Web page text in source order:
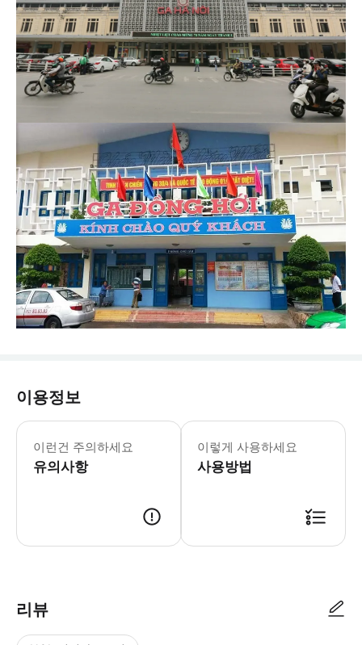
이용정보
이런건 주의하세요
유의사항
- 수하물 정보 * 1인당 최대 표준 수하
- 이용요건 * Laman Express 아동
- 추가정보 * 거동이 불편하신 분은
이렇게 사용하세요
사용방법
리뷰